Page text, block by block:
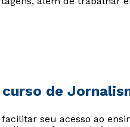
de
seu acesso ao